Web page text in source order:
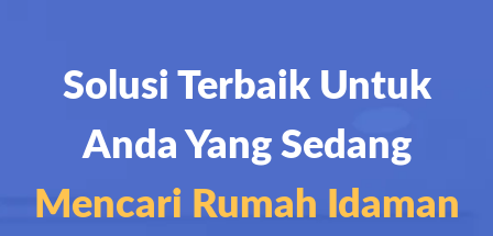
Solusi Terbaik Untuk
Anda Yang Sedang
Mencari Rumah Idaman